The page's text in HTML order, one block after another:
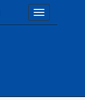
Toggle